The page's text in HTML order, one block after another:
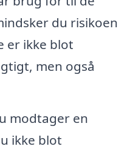
du risikoen
er ikke blot
men også
modtager en
ikke blot